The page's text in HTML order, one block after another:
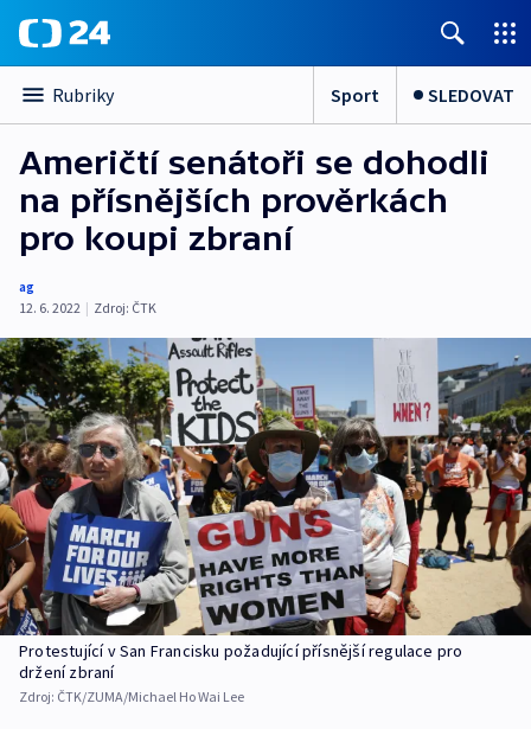
Rubriky Sport SLEDOVAT
Američtí senátoři se dohodli
na přísnějších prověrkách
pro koupi zbraní
ag
12. 6. 2022 | Zdroj: ČTK
Protestující v San Francisku požadující přísnější regulace pro
držení zbraní
Zdroj: ČTK/ZUMA/Michael Ho Wai Lee